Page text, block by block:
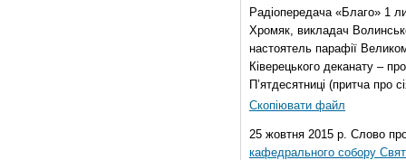
Радіопередача «Благо» 1
Хромяк, викладач
настоятель парафії
Ківерецького деканату –
П’ятдесятниці (притча про
Скопіювати файл
25 жовтня 2015 р. Слово
кафедрального собору